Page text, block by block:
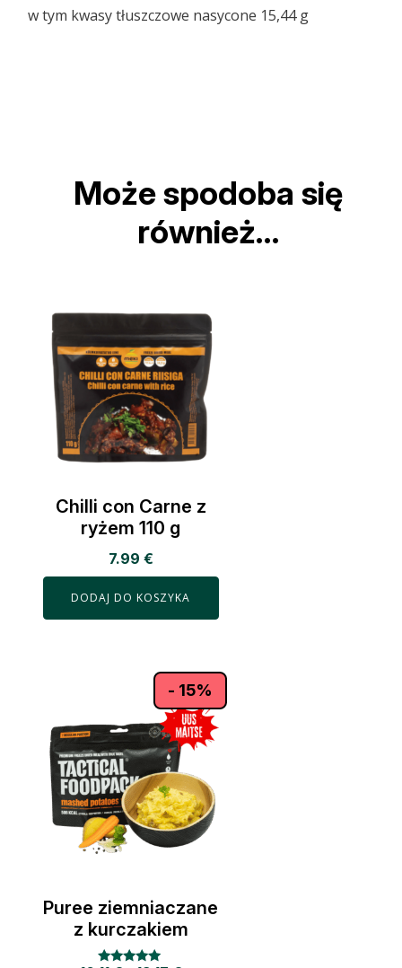
w tym kwasy tłuszczowe nasycone 15,44 g
Może spodoba się
również…
Chilli con Carne z
ryżem 110 g
7.99 €
DODAJ DO KOSZYKA
- 15%
Puree ziemniaczane
z kurczakiem